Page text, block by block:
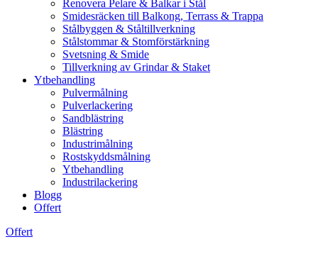
Renovera Pelare & Balkar i Stål
Smidesräcken till Balkong, Terrass & Trappa
Stålbyggen & Ståltillverkning
Stålstommar & Stomförstärkning
Svetsning & Smide
Tillverkning av Grindar & Staket
Ytbehandling
Pulvermålning
Pulverlackering
Sandblästring
Blästring
Industrimålning
Rostskyddsmålning
Ytbehandling
Industrilackering
Blogg
Offert
Offert